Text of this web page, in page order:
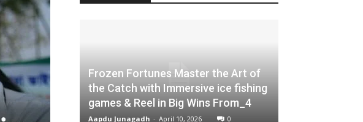
Frozen Fortunes Master the Art of
the Catch with Immersive ice fishing
games & Reel in Big Wins From_4
Aapdu Junagadh - April 10, 2026 0